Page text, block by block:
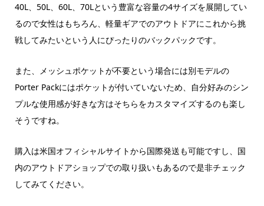
40L、50L、60L、70Lという豊富な容量の4サイズを展開してい
るので女性はもちろん、軽量ギアでのアウトドアにこれから挑
戦してみたいという人にぴったりのバックパックです。
また、メッシュポケットが不要という場合には別モデルの
Porter Packにはポケットが付いていないため、自分好みのシン
プルな使用感が好きな方はそちらをカスタマイズするのも楽し
そうですね。
購入は米国オフィシャルサイトから国際発送も可能ですし、国
内のアウトドアショップでの取り扱いもあるので是非チェック
してみてください。